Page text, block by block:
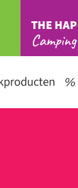
THE HAP
Camping